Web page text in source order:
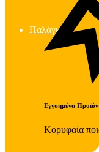
Παλάγκα
Εγγυημένα
Κορυφαία